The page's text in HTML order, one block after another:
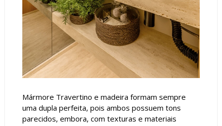
Mármore Travertino e madeira formam sempre
uma dupla perfeita, pois ambos possuem tons
parecidos, embora, com texturas e materiais